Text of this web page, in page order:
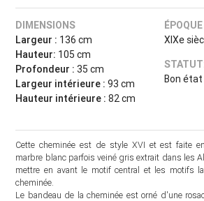
DIMENSIONS
Largeur : 136 cm
Hauteur: 105 cm
Profondeur : 35 cm
Largeur intérieure :93 cm
Hauteur intérieure :82 cm
XIXe
Bon état
Cette cheminée est de style XVI et est faite
marbre blanc parfois veiné gris extrait dans les
mettre en avant le motif central et les motifs
cheminée.
Le bandeau de la cheminée est orné d'une